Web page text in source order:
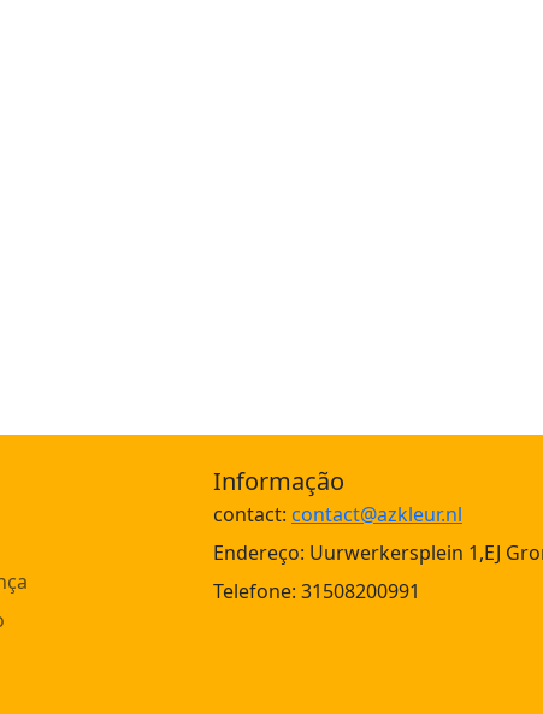
Informação
contact: contact@azkleur.nl
Endereço: Uurwerkersplein 1,EJ
Telefone: 31508200991